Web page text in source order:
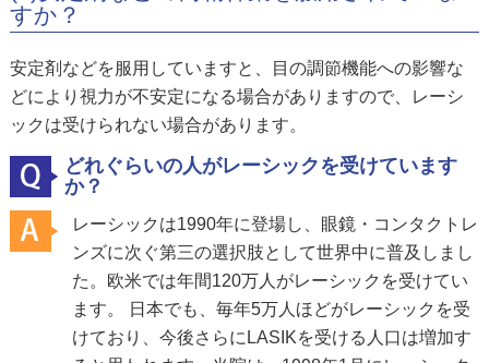
すか？
安定剤などを服用していますと、目の調節機能への影響な
どにより視力が不安定になる場合がありますので、レーシ
ックは受けられない場合があります。
どれぐらいの人がレーシックを受けています
か？
レーシックは1990年に登場し、眼鏡・コンタクトレ
ンズに次ぐ第三の選択肢として世界中に普及しまし
た。欧米では年間120万人がレーシックを受けてい
ます。 日本でも、毎年5万人ほどがレーシックを受
けており、今後さらにLASIKを受ける人口は増加す